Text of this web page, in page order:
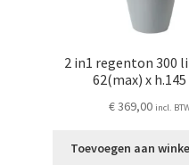
2 in1 regenton 300
62(max) x
€369,00 incl.
Toevoegen aan